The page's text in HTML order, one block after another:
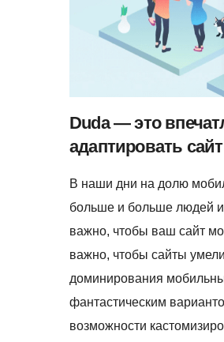
Duda — это
адаптировать
В наши дни на долю
больше и больше людей
важно, чтобы ваш сайт
важно, чтобы сайты умели
доминирования
фантастическим
возможности